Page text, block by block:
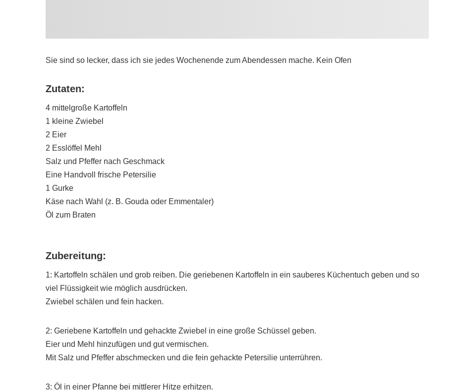
Sie sind so lecker, dass ich sie jedes Wochenende zum Abendessen mache. Kein Ofen
Zutaten:
4 mittelgroße Kartoffeln
1 kleine Zwiebel
2 Eier
2 Esslöffel Mehl
Salz und Pfeffer nach Geschmack
Eine Handvoll frische Petersilie
1 Gurke
Käse nach Wahl (z. B. Gouda oder Emmentaler)
Öl zum Braten
Zubereitung:
1: Kartoffeln schälen und grob reiben. Die geriebenen Kartoffeln in ein sauberes Küchentuch geben und so
viel Flüssigkeit wie möglich ausdrücken.
Zwiebel schälen und fein hacken.
2: Geriebene Kartoffeln und gehackte Zwiebel in eine große Schüssel geben.
Eier und Mehl hinzufügen und gut vermischen.
Mit Salz und Pfeffer abschmecken und die fein gehackte Petersilie unterrühren.
3: Öl in einer Pfanne bei mittlerer Hitze erhitzen.